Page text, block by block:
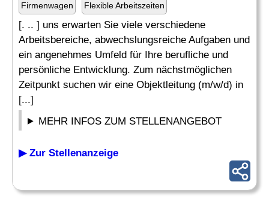
Firmenwagen Flexible Arbeitszeiten
[. .. ] uns erwarten Sie viele verschiedene
Arbeitsbereiche, abwechslungsreiche Aufgaben und
ein angenehmes Umfeld für Ihre berufliche und
persönliche Entwicklung. Zum nächstmöglichen
Zeitpunkt suchen wir eine Objektleitung (m/w/d) in
[...]
MEHR INFOS ZUM STELLENANGEBOT
▶ Zur Stellenanzeige